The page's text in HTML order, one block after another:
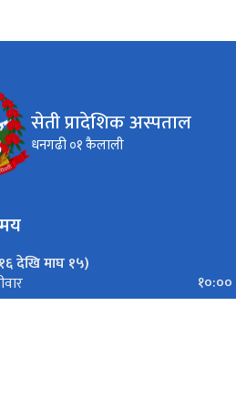
सेती प्रादेशिक अस्पताल
धनगढी ०१ कैलाली
देखि माघ १५)